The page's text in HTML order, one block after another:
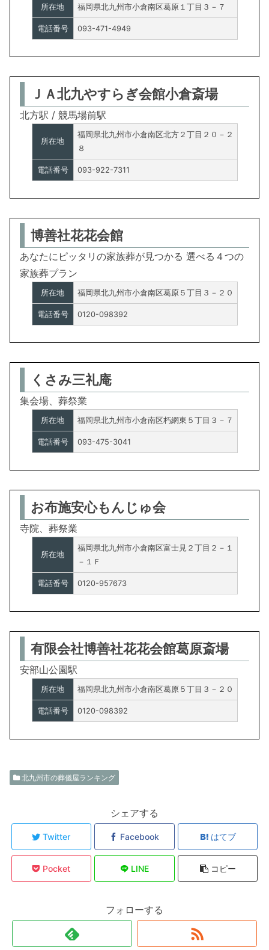
所在地 福岡県北九州市小倉南区葛原１丁目３－７
電話番号 093-471-4949
ＪＡ北九やすらぎ会館小倉斎場
北方駅 / 競馬場前駅
所在地
福岡県北九州市小倉南区北方２丁目２０－２
８
電話番号 093-922-7311
博善社花花会館
あなたにピッタリの家族葬が見つかる 選べる４つの
家族葬プラン
所在地 福岡県北九州市小倉南区葛原５丁目３－２０
電話番号 0120-098392
くさみ三礼庵
集会場、葬祭業
所在地 福岡県北九州市小倉南区朽網東５丁目３－７
電話番号 093-475-3041
お布施安心もんじゅ会
寺院、葬祭業
所在地
福岡県北九州市小倉南区富士見２丁目２－１
－１Ｆ
電話番号 0120-957673
有限会社博善社花花会館葛原斎場
安部山公園駅
所在地 福岡県北九州市小倉南区葛原５丁目３－２０
電話番号 0120-098392
北九州市の葬儀屋ランキング
シェアする
Twitter Facebook はてブ
Pocket LINE コピー
フォローする